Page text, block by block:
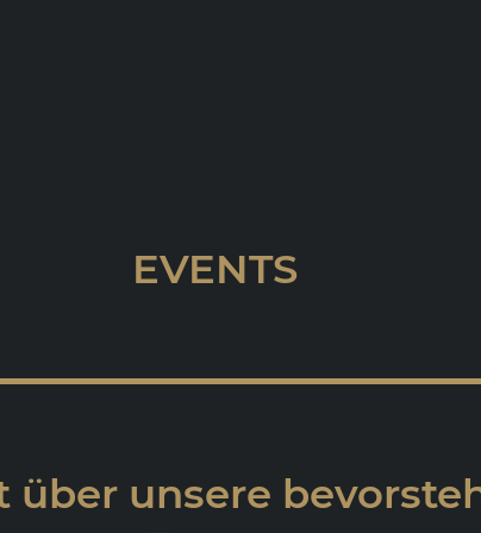
EVENTS
über unsere